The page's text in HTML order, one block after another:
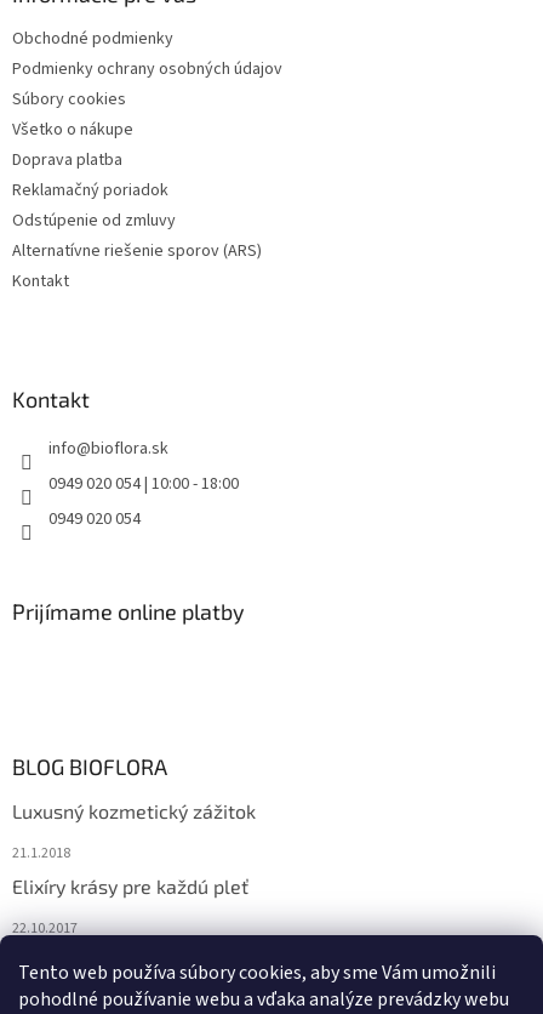
Tento web používa súbory cookies, aby sme Vám umožnili
pohodlné používanie webu a vďaka analýze prevádzky webu
Obchodné podmienky
Podmienky ochrany osobných údajov
Súbory cookies
Všetko o nákupe
Doprava platba
Reklamačný poriadok
Odstúpenie od zmluvy
Alternatívne riešenie sporov (ARS)
Kontakt
Kontakt
info@bioflora.sk
0949 020 054 | 10:00 - 18:00
0949 020 054
Prijímame online platby
BLOG BIOFLORA
Luxusný kozmetický zážitok
21.1.2018
Elixíry krásy pre každú pleť
22.10.2017
Spoznajte prírodnú kozmetiku Sante
10.10.2017